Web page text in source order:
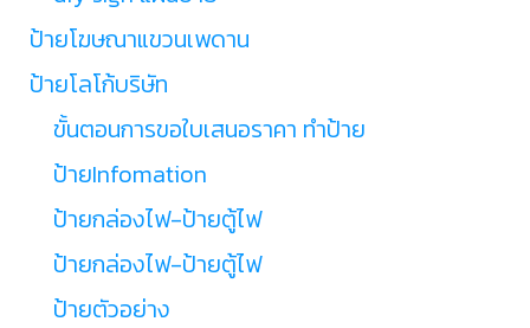
ป้ายโฆษณาแขวนเพดาน
ป้ายโลโก้บริษัท
ขั้นตอนการขอใบเสนอราคา ทำป้าย
ป้ายInfomation
ป้ายกล่องไฟ-ป้ายตู้ไฟ
ป้ายกล่องไฟ-ป้ายตู้ไฟ
ป้ายตัวอย่าง